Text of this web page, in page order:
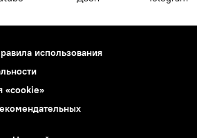
использования
«cookie»